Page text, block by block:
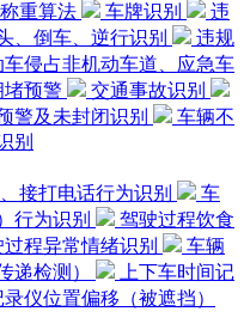
重算法
车牌识别
违
、倒车、逆行识别
违规
车侵占非机动车道、应急车
堵预警
交通事故识别
警及未封闭识别
车辆不
别
接打电话行为识别
车
行为识别
驾驶过程饮食
过程异常情绪识别
车辆
递检测）
上下车时间记
仪位置偏移（被遮挡）